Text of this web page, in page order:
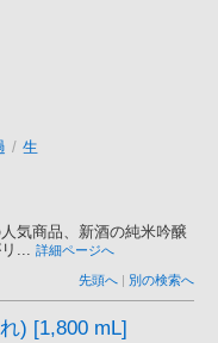
/ 生
気商品、新酒の純米吟醸
... 詳細ページへ
先頭へ | 別の検索へ
) [1,800 mL]